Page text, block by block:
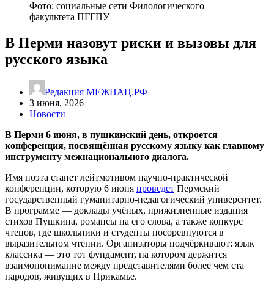
Фото: социальные сети Филологического
факультета ПГГПУ
В Перми назовут риски и вызовы для
русского языка
Редакция МЕЖНАЦ.РФ
3 июня, 2026
Новости
В Перми 6 июня, в пушкинский день, откроется
конференция, посвящённая русскому языку как главному
инструменту межнационального диалога.
Имя поэта станет лейтмотивом научно-практической
конференции, которую 6 июня проведет Пермский
государственный гуманитарно-педагогический университет.
В программе — доклады учёных, прижизненные издания
стихов Пушкина, романсы на его слова, а также конкурс
чтецов, где школьники и студенты посоревнуются в
выразительном чтении. Организаторы подчёркивают: язык
классика — это тот фундамент, на котором держится
взаимопонимание между представителями более чем ста
народов, живущих в Прикамье.